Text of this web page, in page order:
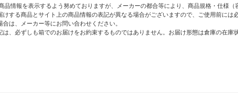
品情報を表示するよう努めておりますが、メーカーの都合等により、商品規格・仕様
する商品とサイト上の商品情報の表記が異なる場合がございますので、ご使用前には
は、メーカー等にお問い合わせください。
、必ずしも箱でのお届けをお約束するものではありません。お届け形態は倉庫の在庫